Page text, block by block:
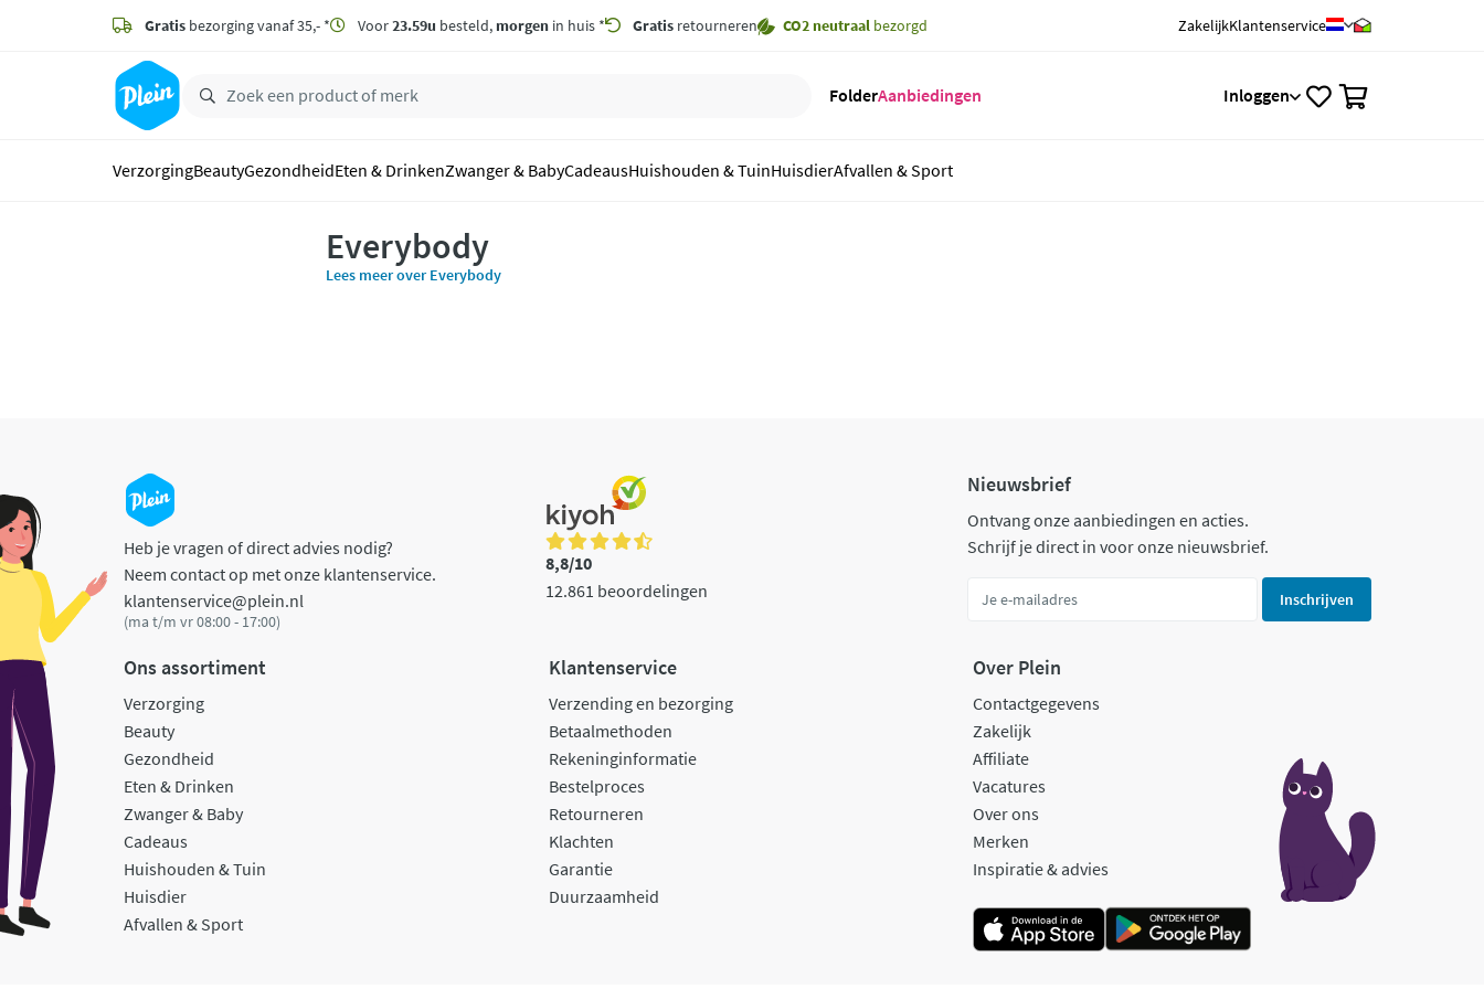
zoeken
hoofdinhoud
Gratis bezorging vanaf 35,- * Voor23.59u besteld, morgen in huis * Gratis retourneren CO2 neutraal bezorgd ZakelijkKlantenservice
FolderAanbiedingen Inloggen
VerzorgingBeautyGezondheidEten & DrinkenZwanger & BabyCadeausHuishouden & TuinHuisdierAfvallen & Sport
Everybody
Lees meer over Everybody
Heb je vragen of direct advies nodig?
Neem contact op met onze klantenservice.
klantenservice@plein.nl
(ma t/m vr 08:00 - 17:00)
8,8/10
12.861 beoordelingen
Nieuwsbrief
Ontvang onze aanbiedingen en acties.
Schrijf je direct in voor onze nieuwsbrief.
Inschrijven
Ons assortiment
Verzorging
Beauty
Gezondheid
Eten & Drinken
Zwanger & Baby
Cadeaus
Huishouden & Tuin
Huisdier
Afvallen & Sport
Klantenservice
Verzending en bezorging
Betaalmethoden
Rekeninginformatie
Bestelproces
Retourneren
Klachten
Garantie
Duurzaamheid
Over Plein
Contactgegevens
Zakelijk
Affiliate
Vacatures
Over ons
Merken
Inspiratie & advies